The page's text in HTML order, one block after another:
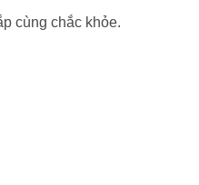
cùng chắc khỏe.